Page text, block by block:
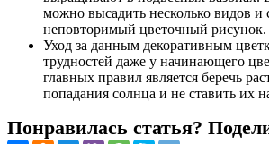
можно высадить несколько видов и
неповторимый цветочный рисунок.
Уход за данным декоративным
трудностей даже у начинающего
главных правил является беречь
попадания солнца и не ставить их
Понравилась статья?